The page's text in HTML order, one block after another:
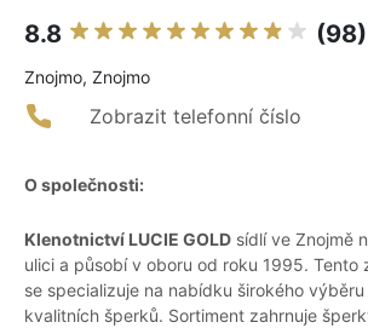
8.8 (98)
Znojmo, Znojmo
Zobrazit telefonní číslo
O společnosti:
Klenotnictví LUCIE GOLD sídlí ve Znojmě
ulici a působí v oboru od roku 1995. Tento
se specializuje na nabídku širokého
kvalitních šperků. Sortiment zahrnuje